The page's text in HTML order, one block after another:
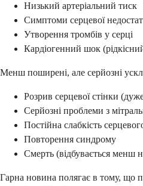
Низький артеріальний тиск
Симптоми серцевої
Утворення тромбів у серці
Кардіогенний шок
Менш поширені, але серйозні
Розрив серцевої стінки
Серйозні проблеми з
Постійна слабкість
Повторення синдрому
Смерть (відбувається менш
Гарна новина полягає в тому, що